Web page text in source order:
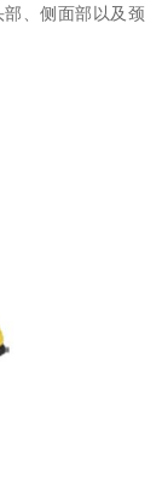
、侧面部以及颈